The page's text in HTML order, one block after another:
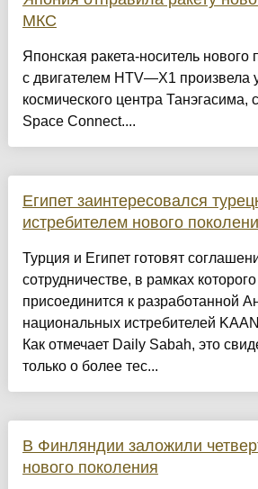
МКС
Японская ракета-носитель
с двигателем HTV—X1 произвела
космического центра Танэгасима,
Space Connect....
Египет заинтересовался
истребителем нового
Турция и Египет готовят
сотрудничестве, в рамках
присоединится к разработанной
национальных истребителей
Как отмечает Daily Sabah, это
только о более тес...
В Финляндии заложили
нового поколения